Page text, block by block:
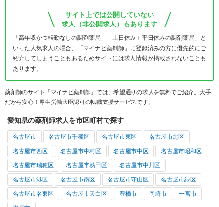
サイト上では公開していない
求人（非公開求人）もあります
「高年収かつ転勤なしの調剤薬局」「土日休み＋平日休みの調剤薬局」と
いった人気求人の場合、「マイナビ薬剤師」に登録済みの方に優先的にご
紹介してしまうこともあるためサイトには求人情報が掲載されないことも
あります。
薬剤師のサイト「マイナビ薬剤師」では、希望通りの求人を無料でご紹介。大手
だから安心！厚生労働大臣認可の転職支援サービスです。
愛知県の薬剤師求人を市区町村で探す
名古屋市 名古屋市千種区 名古屋市東区 名古屋市北区
名古屋市西区 名古屋市中村区 名古屋市中区 名古屋市昭和区
名古屋市瑞穂区 名古屋市熱田区 名古屋市中川区
名古屋市港区 名古屋市南区 名古屋市守山区 名古屋市緑区
名古屋市名東区 名古屋市天白区 豊橋市 岡崎市 一宮市